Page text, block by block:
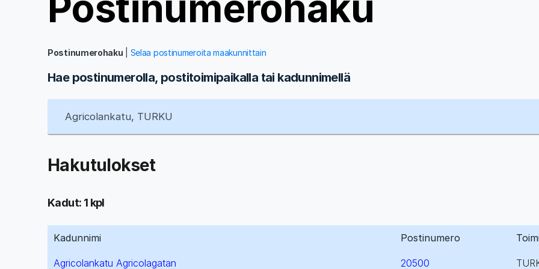
Postinumerohaku Selaa postinumeroita maakunnittain
Hae postinumerolla, postitoimipaikalla tai kadunnimellä
Hakutulokset
Kadut: 1 kpl
Kadunnimi Postinumero
Agricolankatu Agricolagatan 20500